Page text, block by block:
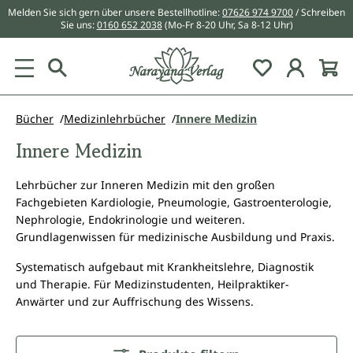
springen
Melden Sie sich gern über unsere Bestellhotline:07626 974 9700/ Schreiben
Sie uns:0160 652 2038 (Mo-Fr 8-20 Uhr, Sa 8-12 Uhr)
Du hast 0
Bücher Medizinlehrbücher Innere Medizin
Innere Medizin
Lehrbücher zur Inneren Medizin mit den großen
Fachgebieten Kardiologie, Pneumologie, Gastroenterologie,
Nephrologie, Endokrinologie und weiteren.
Grundlagenwissen für medizinische Ausbildung und Praxis.
Systematisch aufgebaut mit Krankheitslehre, Diagnostik
und Therapie. Für Medizinstudenten, Heilpraktiker-
Anwärter und zur Auffrischung des Wissens.